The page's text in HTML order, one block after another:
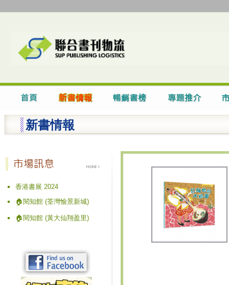
新書情報
香港書展 2024
🏠閱知館 (荃灣愉景新城)
🏠閱知館 (黃大仙翔盈里)